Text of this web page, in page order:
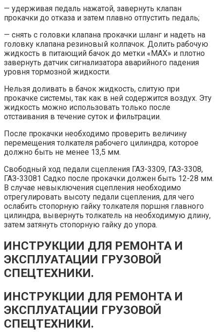
— удерживая педаль нажатой, завернуть клапан
прокачки до отказа и затем плавно отпустить педаль;
— снять с головки клапана прокачки шланг и надеть на
головку клапана резиновый колпачок. Долить рабочую
жидкость в питающий бачок до метки «МАХ» и плотно
завернуть датчик сигнализатора аварийного падения
уровня тормозной жидкости.
Нельзя доливать в бачок жидкость, слитую при
прокачке системы, так как в ней содержится воздух. Эту
жидкость можно использовать только после
отстаивания в течение суток и фильтрации.
После прокачки необходимо проверить величину
перемещения толкателя рабочего цилиндра, которое
должно быть не менее 13,5 мм.
Свободный ход педали сцепления ГАЗ-3309, ГАЗ-3308,
ГАЗ-33081 Садко после прокачки должен быть 12-28 мм.
В случае невыключения сцепления необходимо
отрегулировать высоту педали сцепления, для чего
ослабить стопорную гайку толкателя поршня главного
цилиндра, вывернуть толкатель на необходимую длину,
затем затянуть стопорную гайку до упора.
ИНСТРУКЦИИ ДЛЯ РЕМОНТА И
ЭКСПЛУАТАЦИИ ГРУЗОВОЙ
СПЕЦТЕХНИКИ.
ИНСТРУКЦИИ ДЛЯ РЕМОНТА И
ЭКСПЛУАТАЦИИ ГРУЗОВОЙ
СПЕЦТЕХНИКИ.